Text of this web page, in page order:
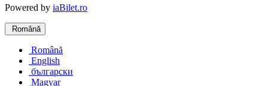
Powered by iaBilet.ro
Română
Română
English
български
Magyar